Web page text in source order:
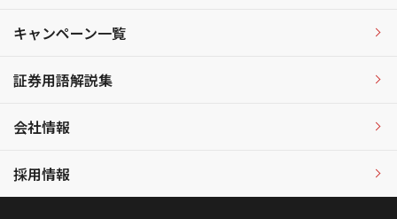
キャンペーン一覧
証券用語解説集
会社情報
採用情報